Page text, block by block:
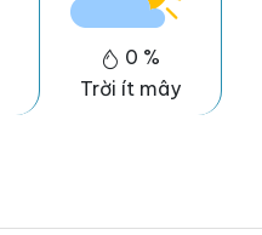
0 %
Trời ít mây